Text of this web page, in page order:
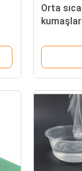
Orta